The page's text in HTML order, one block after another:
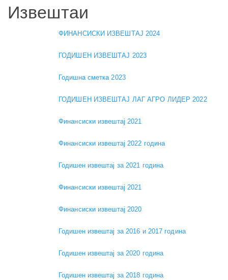
Извештаи
ФИНАНСИСКИ ИЗВЕШТАЈ 2024
ГОДИШЕН ИЗВЕШТАЈ 2023
Годишна сметка 2023
ГОДИШЕН ИЗВЕШТАЈ ЛАГ АГРО ЛИДЕР 2022
Финансиски извештај 2021
Финансиски извештај 2022 година
Годишен извештај за 2021 година
Финансиски извештај 2021
Финансиски извештај 2020
Годишен извештај за 2016 и 2017 година
Годишен извештај за 2020 година
Годишен извештај за 2018 година